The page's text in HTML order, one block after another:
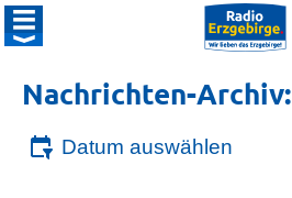
Nachrichten-
Datum auswählen